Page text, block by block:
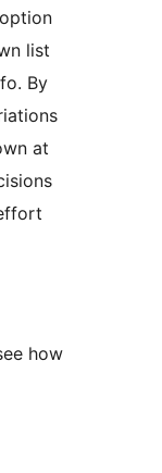
list
By
at
how